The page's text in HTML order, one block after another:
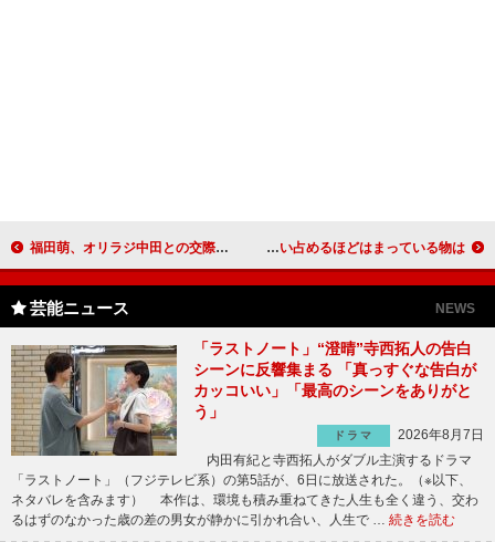
福田萌、オリラジ中田との交際は順調 「エヴァンゲリオンの映画に一緒に行こうかな…」 道端アンジェリカ、美の決め手はお茶 店頭商品を買い占めるほどはまっている物は…
芸能ニュース NEWS
「ラストノート」“澄晴”寺西拓人の告白
シーンに反響集まる 「真っすぐな告白が
カッコいい」「最高のシーンをありがと
う」
ドラマ
2026年8月7日
内田有紀と寺西拓人がダブル主演するドラマ
「ラストノート」（フジテレビ系）の第5話が、6日に放送された。（※以下、
ネタバレを含みます） 本作は、環境も積み重ねてきた人生も全く違う、交わ
るはずのなかった歳の差の男女が静かに引かれ合い、人生で … 続きを読む